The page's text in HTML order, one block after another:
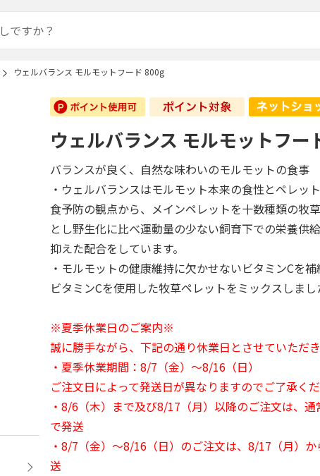
ウェルバランス モルモットフード 800g
ウェルバランス モルモットフー
バランスが良く、自然な味わいのモルモットの食事
・ウェルバランスはモルモット本来の食性とペレッ
食予防の観点から、メインペレットを十数種類の牧
とし野生化に比べ運動量の少ない飼育下での栄養供
抑えた配合をしています。
・モルモットの健康維持に欠かせないビタミンCを
ビタミンCを使用した牧草ペレットをミックスしまし
※夏季休業日のご案内※
誠に勝手ながら、下記の通り休業日とさせていただき
・夏季休業期間：8/7（金）～8/16（日）
ご注文日によって発送日が異なりますのでご了承くだ
・8/6（木）まで及び8/17（月）以降のご注文は、
で発送
・8/7（金）～8/16（日）のご注文は、8/17（月）
送